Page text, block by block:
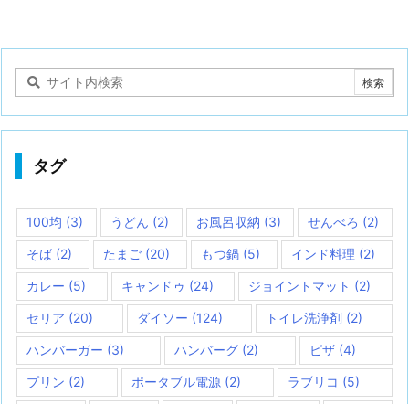
タグ
100均 (3) うどん (2) お風呂収納 (3) せんべろ (2)
そば (2) たまご (20) もつ鍋 (5) インド料理 (2)
カレー (5) キャンドゥ (24) ジョイントマット (2)
セリア (20) ダイソー (124) トイレ洗浄剤 (2)
ハンバーガー (3) ハンバーグ (2) ピザ(4)
プリン (2) ポータブル電源 (2) ラブリコ (5)